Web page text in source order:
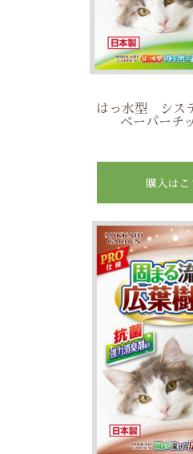
はっ水型 シス
ペーパー
購入はこ